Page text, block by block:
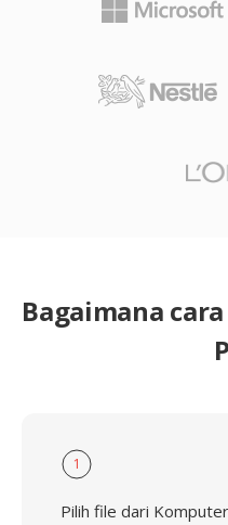
Bagaimana
1
Pilih file dari